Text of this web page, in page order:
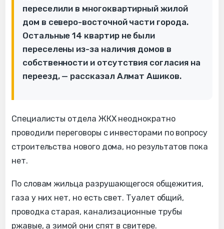
переселили в многоквартирный жилой
дом в северо-восточной части города.
Остальные 14 квартир не были
переселены из-за наличия домов в
собственности и отсутствия согласия на
переезд, — рассказал Алмат Ашиков.
Специалисты отдела ЖКХ неоднократно
проводили переговоры с инвесторами по вопросу
строительства нового дома, но результатов пока
нет.
По словам жильца разрушающегося общежития,
газа у них нет, но есть свет. Туалет общий,
проводка старая, канализационные трубы
ржавые, а зимой они спят в свитере.